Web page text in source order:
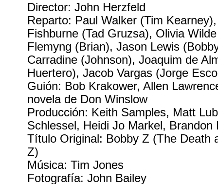
Director: John Herzfeld
Reparto: Paul Walker (Tim
Fishburne (Tad Gruzsa), Olivia
Flemyng (Brian), Jason Lewis
Carradine (Johnson), Joaquim de
Huertero), Jacob Vargas (Jorge
Guión: Bob Krakower, Allen
novela de Don Winslow
Producción: Keith Samples, Matt
Schlessel, Heidi Jo Markel, Brandon
Título Original: Bobby Z (The Death
Z)
Música: Tim Jones
Fotografía: John Bailey